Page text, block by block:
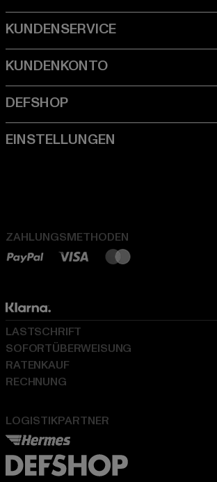
ZAHLUNGSMETHODEN
LOGISTIKPARTNER
LASTSCHRIFT
SOFORTÜBERWEISUNG
RATENKAUF
RECHNUNG